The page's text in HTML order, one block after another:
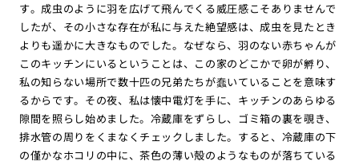
す。成虫のように羽を広げて飛んでくる威圧感こそありませんで
したが、その小さな存在が私に与えた絶望感は、成虫を見たとき
よりも遥かに大きなものでした。なぜなら、羽のない赤ちゃんが
このキッチンにいるということは、この家のどこかで卵が孵り、
私の知らない場所で数十匹の兄弟たちが蠢いていることを意味す
るからです。その夜、私は懐中電灯を手に、キッチンのあらゆる
隙間を照らし始めました。冷蔵庫をずらし、ゴミ箱の裏を覗き、
排水管の周りをくまなくチェックしました。すると、冷蔵庫の下
の僅かなホコリの中に、茶色の薄い殻のようなものが落ちている